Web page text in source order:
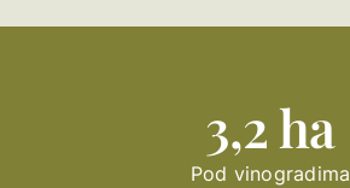
3,2 ha
Pod vinogradima